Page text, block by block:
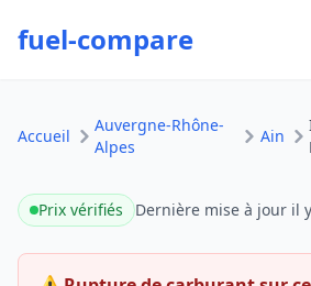
fuel-compare
Accueil
Auvergne-Rhône-
Alpes
Ain
Prix vérifiés Dernière mise à jour il